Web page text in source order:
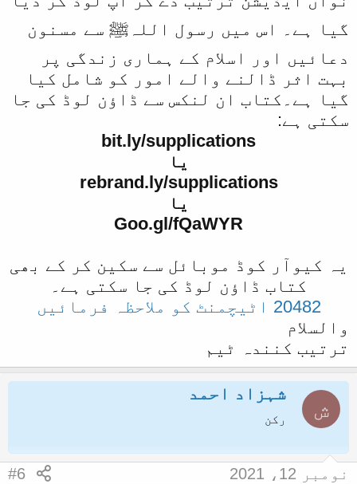
گیا ہے۔ اس میں رسول اللہﷺ سے مسنون
دعائیں اور اسلام کے ہماری زندگی پر
بہت اثر ڈالنے والے امور کو شامل کیا
گیا ہے۔کتاب ان لنکس سے ڈاؤن لوڈ کی جا
سکتی ہے:
bit.ly/supplications
یا
rebrand.ly/supplications
یا
Goo.gl/fQaWYR
یہ کیوآر کوڈ موبائل سے سکین کر کے بھی
کتاب ڈاؤن لوڈ کی جا سکتی ہے۔
20482 اٹیچمنٹ کو ملاحظہ فرمائیں
والسلام
ترتیب کنندہ ٹیم
ش
شہزاد احمد
رکن
نومبر 12، 2021 #6